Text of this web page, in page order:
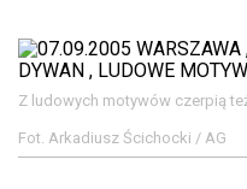
Z ludowych motywów czerpią
Fot. Arkadiusz Ścichocki / AG